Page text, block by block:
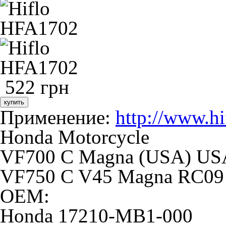
522 грн
купить
Применение: http://
Honda Motorcycle
VF700 C Magna (USA)
VF750 C V45 Magna
OEM:
Honda 17210-MB1-000